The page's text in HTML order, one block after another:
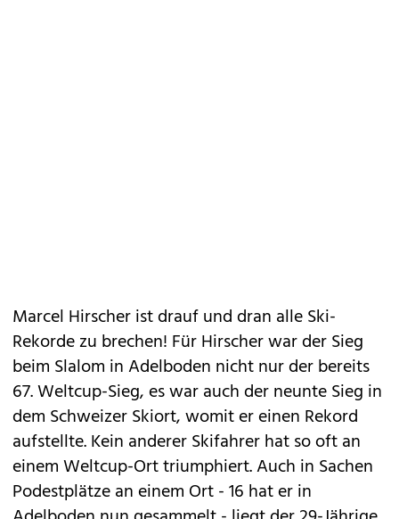
Marcel Hirscher ist drauf und dran alle Ski-
Rekorde zu brechen! Für Hirscher war der Sieg
beim Slalom in Adelboden nicht nur der bereits
67. Weltcup-Sieg, es war auch der neunte Sieg in
dem Schweizer Skiort, womit er einen Rekord
aufstellte. Kein anderer Skifahrer hat so oft an
einem Weltcup-Ort triumphiert. Auch in Sachen
Podestplätze an einem Ort - 16 hat er in